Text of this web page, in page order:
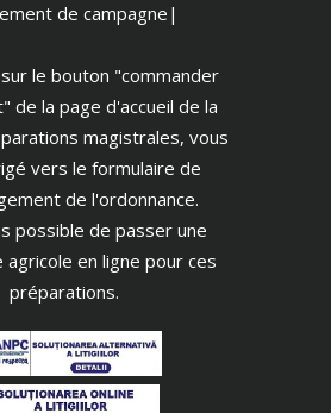
de campagne|
le bouton "commander
de la page d'accueil de la
magistrales, vous
vers le formulaire de
de l'ordonnance.
possible de passer une
agricole en ligne pour ces
préparations.